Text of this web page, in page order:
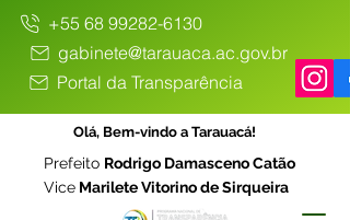
+55 68 99282-6130
gabinete@tarauaca.ac.gov.br
Portal da Transparência
Olá, Bem-vindo a Tarauacá!
Prefeito Rodrigo Damasceno Catão
Vice Marilete Vitorino de Sirqueira